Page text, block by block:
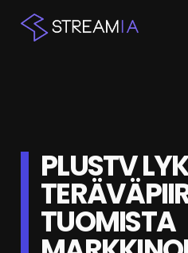
STREAMIT
KESKUSTELU
SHOP
PLUSTV
TUOMISTA